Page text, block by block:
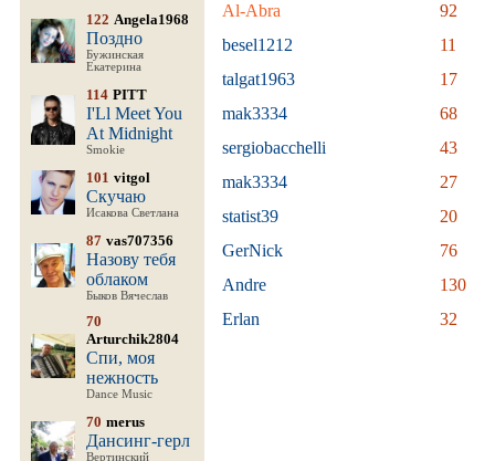
122 Angela1968
Поздно
Бужинская
Екатерина
114 PITT
I'Ll Meet You
At Midnight
Smokie
101 vitgol
Скучаю
Исакова Светлана
87 vas707356
Назову тебя
облаком
Быков Вячеслав
70
Arturchik2804
Спи, моя
нежность
Dance Music
70 merus
Дансинг-герл
Вертинский
Al-Abra
92
besel1212
11
talgat1963
17
mak3334
68
sergiobacchelli
43
mak3334
27
statist39
20
GerNick
76
Andre
130
Erlan
32